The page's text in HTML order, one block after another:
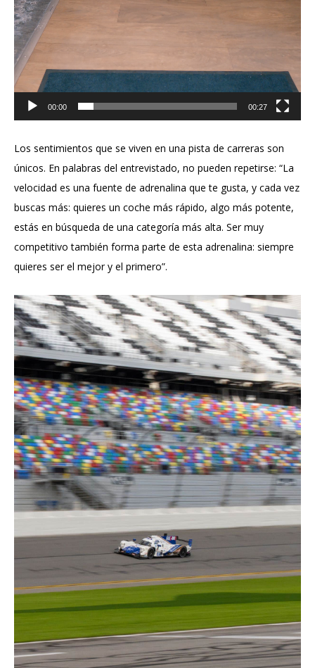
00:00 00:27
Los sentimientos que se viven en una pista de carreras son
únicos. En palabras del entrevistado, no pueden repetirse: “La
velocidad es una fuente de adrenalina que te gusta, y cada vez
buscas más: quieres un coche más rápido, algo más potente,
estás en búsqueda de una categoría más alta. Ser muy
competitivo también forma parte de esta adrenalina: siempre
quieres ser el mejor y el primero”.